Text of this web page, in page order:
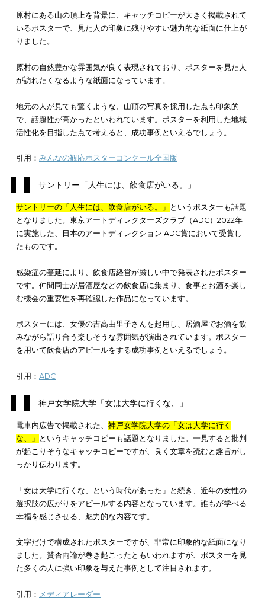
て紹介をしてきました。ポスターの特性を活かして実際に高い
自治体や企業など、ポスターを利用するケースは様々です。効
な事例を知り、これからのポスターによるマーケティング戦略
例を5つ紹介します。
長野県原村商工観光課「はるばる はればれ はらむら」
神戸女学院大学「女は大学に行くな、」
ＪＲ西日本コミュニケーションズ「サステナブルな未来を ～さ
東急エージェンシー 関西支社「不寛容な時代～現代社会の公共
長野県原村商工観光課「はるばる はればれ はらむ
ら」
2022年に実施された「みんなの観光ポスターコンクール」にお
て、最優秀賞を受賞したのが
原村にある山の頂上を背景に、キャッチコピーが大きく掲載さ
りました。
原村の自然豊かな雰囲気が良く表現されており、ポスターを見